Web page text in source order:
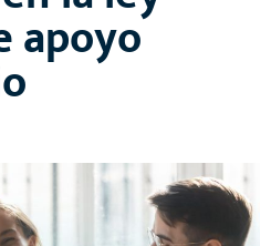
apoyo